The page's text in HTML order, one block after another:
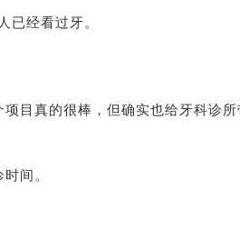
已经看过牙。
项目真的很棒，但确实也给牙科诊
间。